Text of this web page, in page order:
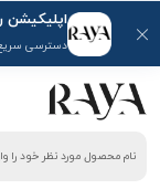
اپلیکیشن
دسترسی